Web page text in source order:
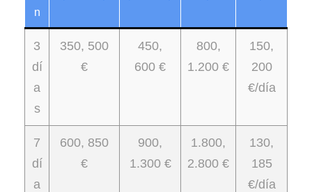
n
3
dí
a
s
350, 500
€
450,
600 €
800,
1.200 €
150,
200
€/día
7
dí
a
600, 850
€
900,
1.300 €
1.800,
2.800 €
130,
185
€/día